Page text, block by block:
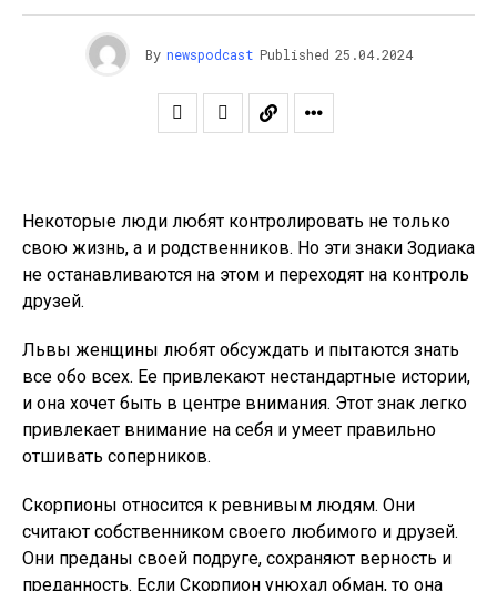
By newspodcast Published 25.04.2024
Некоторые люди любят контролировать не только
свою жизнь, а и родственников. Но эти знаки Зодиака
не останавливаются на этом и переходят на контроль
друзей.
Львы женщины любят обсуждать и пытаются знать
все обо всех. Ее привлекают нестандартные истории,
и она хочет быть в центре внимания. Этот знак легко
привлекает внимание на себя и умеет правильно
отшивать соперников.
Скорпионы относится к ревнивым людям. Они
считают собственником своего любимого и друзей.
Они преданы своей подруге, сохраняют верность и
преданность. Если Скорпион унюхал обман, то она